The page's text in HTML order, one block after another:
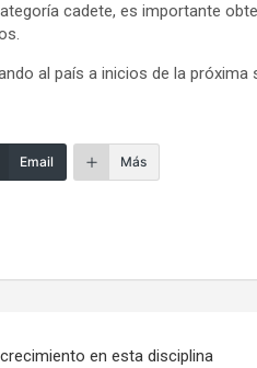
cadete, es importante
al país a inicios de la próxima
Email Más
en esta disciplina